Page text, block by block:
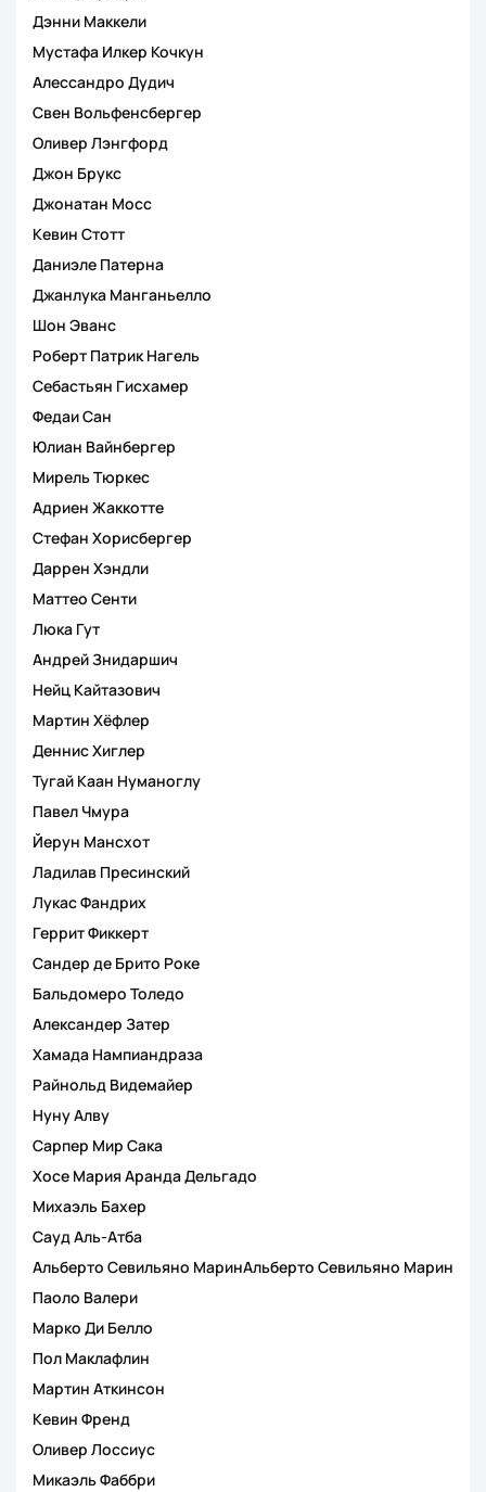
Дэнни Маккели
Мустафа Илкер Кочкун
Алессандро Дудич
Свен Вольфенсбергер
Оливер Лэнгфорд
Джон Брукс
Джонатан Мосс
Кевин Стотт
Даниэле Патерна
Джанлука Манганьелло
Шон Эванс
Роберт Патрик Нагель
Себастьян Гисхамер
Федаи Сан
Юлиан Вайнбергер
Мирель Тюркес
Адриен Жаккотте
Стефан Хорисбергер
Даррен Хэндли
Маттео Сенти
Люка Гут
Андрей Знидаршич
Нейц Кайтазович
Мартин Хёфлер
Деннис Хиглер
Тугай Каан Нуманоглу
Павел Чмура
Йерун Мансхот
Ладилав Пресинский
Лукас Фандрих
Геррит Фиккерт
Сандер де Брито Роке
Бальдомеро Толедо
Александер Затер
Хамада Нампиандраза
Райнольд Видемайер
Нуну Алву
Сарпер Мир Сака
Хосе Мария Аранда Дельгадо
Михаэль Бахер
Сауд Аль-Атба
Альберто Севильяно МаринАльберто Севильяно Марин
Паоло Валери
Марко Ди Белло
Пол Маклафлин
Мартин Аткинсон
Кевин Френд
Оливер Лоссиус
Микаэль Фаббри